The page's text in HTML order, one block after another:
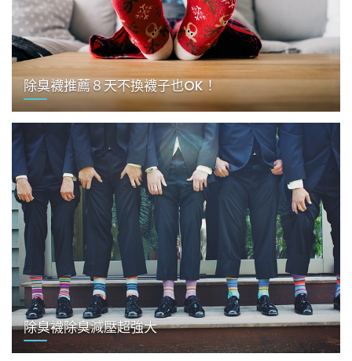
除臭襪推薦８天不換襪子也OK！
除臭襪除臭減壓超強大